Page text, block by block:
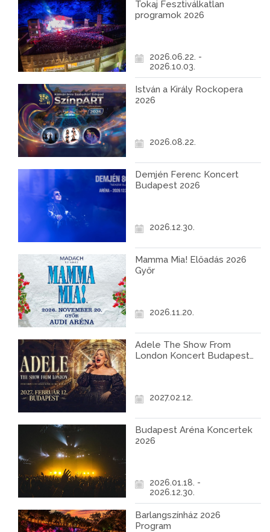
Tokaj Fesztiválkatlan
programok 2026
2026.06.22. -
2026.10.03.
István a Király Rockopera
2026
2026.08.22.
Demjén Ferenc Koncert
Budapest 2026
2026.12.30.
Mamma Mia! Előadás 2026
Győr
2026.11.20.
Adele The Show From
London Koncert Budapest
2027.02.12.
Budapest Aréna Koncertek
2026
2026.01.18. -
2026.12.30.
Barlangszínház 2026
Program